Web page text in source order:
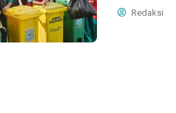
Redaksi